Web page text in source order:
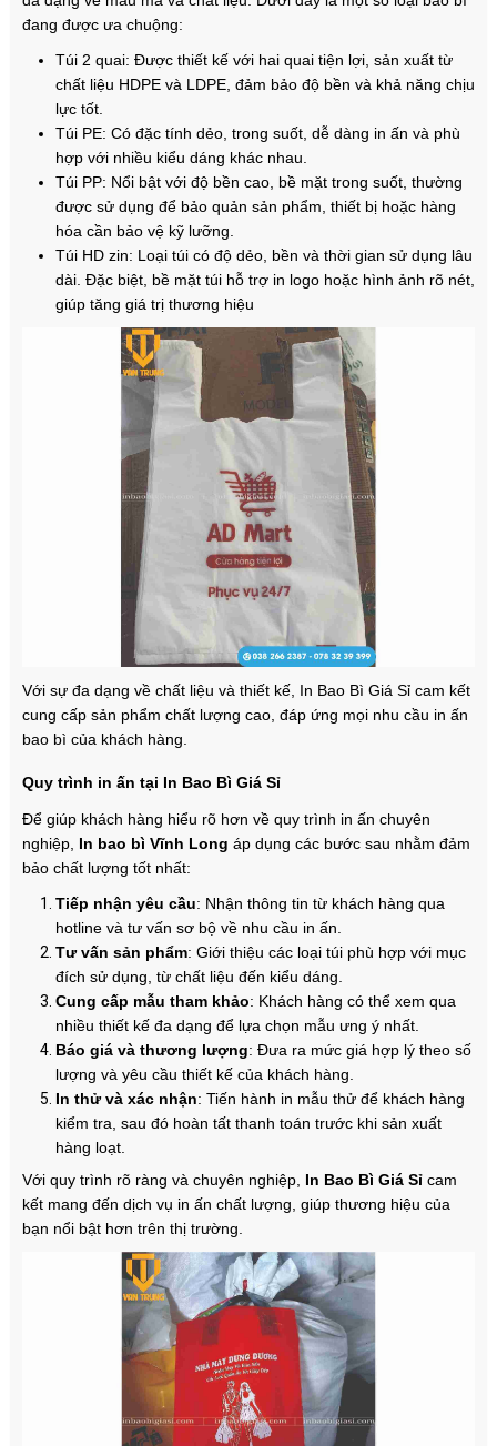
đang được ưa chuộng:
Túi 2 quai: Được thiết kế với hai quai tiện lợi, sản xuất từ
chất liệu HDPE và LDPE, đảm bảo độ bền và khả năng chịu
lực tốt.
Túi PE: Có đặc tính dẻo, trong suốt, dễ dàng in ấn và phù
hợp với nhiều kiểu dáng khác nhau.
Túi PP: Nổi bật với độ bền cao, bề mặt trong suốt, thường
được sử dụng để bảo quản sản phẩm, thiết bị hoặc hàng
hóa cần bảo vệ kỹ lưỡng.
Túi HD zin: Loại túi có độ dẻo, bền và thời gian sử dụng lâu
dài. Đặc biệt, bề mặt túi hỗ trợ in logo hoặc hình ảnh rõ nét,
giúp tăng giá trị thương hiệu
Với sự đa dạng về chất liệu và thiết kế, In Bao Bì Giá Sỉ cam kết
cung cấp sản phẩm chất lượng cao, đáp ứng mọi nhu cầu in ấn
bao bì của khách hàng.
Quy trình in ấn tại In Bao Bì Giá Sỉ
Để giúp khách hàng hiểu rõ hơn về quy trình in ấn chuyên
nghiệp, In bao bì Vĩnh Long áp dụng các bước sau nhằm đảm
bảo chất lượng tốt nhất:
Tiếp nhận yêu cầu: Nhận thông tin từ khách hàng qua
hotline và tư vấn sơ bộ về nhu cầu in ấn.
Tư vấn sản phẩm: Giới thiệu các loại túi phù hợp với mục
đích sử dụng, từ chất liệu đến kiểu dáng.
Cung cấp mẫu tham khảo: Khách hàng có thể xem qua
nhiều thiết kế đa dạng để lựa chọn mẫu ưng ý nhất.
Báo giá và thương lượng: Đưa ra mức giá hợp lý theo số
lượng và yêu cầu thiết kế của khách hàng.
In thử và xác nhận: Tiến hành in mẫu thử để khách hàng
kiểm tra, sau đó hoàn tất thanh toán trước khi sản xuất
hàng loạt.
Với quy trình rõ ràng và chuyên nghiệp, In Bao Bì Giá Sỉ cam
kết mang đến dịch vụ in ấn chất lượng, giúp thương hiệu của
bạn nổi bật hơn trên thị trường.